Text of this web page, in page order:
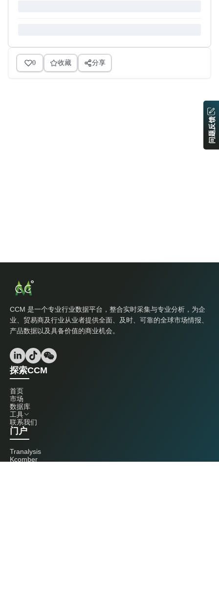
0 收藏 分享
CCM 是一个专业行业数据平台，整合实时采集与专业分析，为企
业、贸易商及行业从业者提供全面、及时、可靠的全球市场情报、
产品数据以及具备价值的商业机会。
探索CCM
首页
市场
数据库
工具
联系我们
门户
Tranalysis
Kcomber
问题反馈